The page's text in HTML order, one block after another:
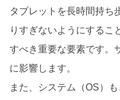
タブレットを長時間持ち
りすぎないようにするこ
すべき重要な要素です。
に影響します。
また、システム（OS）